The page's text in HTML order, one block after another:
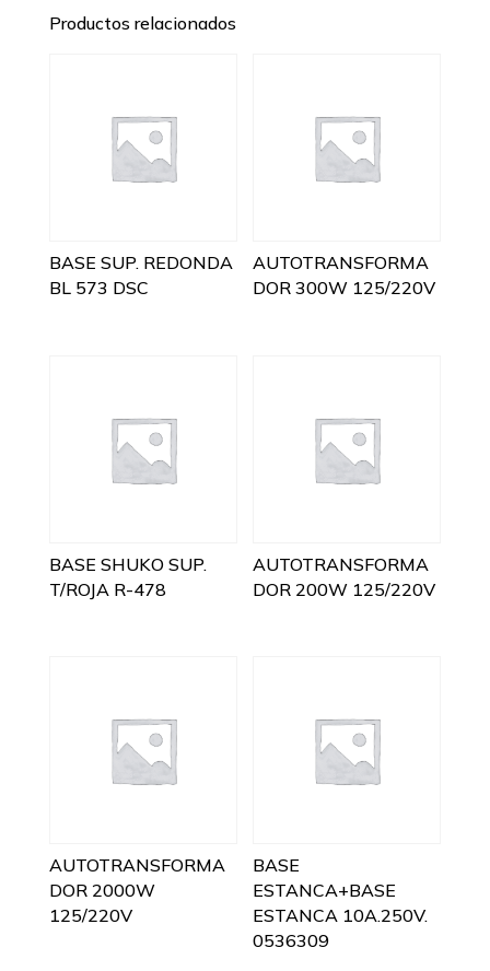
Productos relacionados
BASE SUP. REDONDA
BL 573 DSC
AUTOTRANSFORMA
DOR 300W 125/220V
BASE SHUKO SUP.
T/ROJA R-478
AUTOTRANSFORMA
DOR 200W 125/220V
AUTOTRANSFORMA
DOR 2000W
125/220V
BASE
ESTANCA+BASE
ESTANCA 10A.250V.
0536309